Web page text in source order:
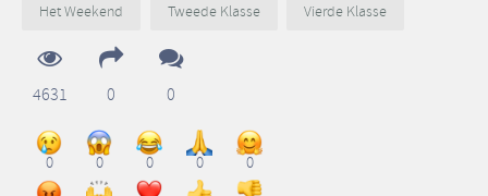
Het Weekend
Tweede Klasse Vierde Klasse
4631 0 0
0 0 0 0 0